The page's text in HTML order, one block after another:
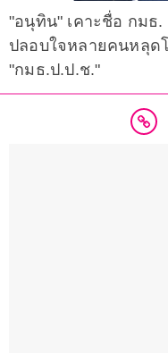
"อนุทิน" เคาะชื่อ กมธ
ปลอบใจหลายคนหลุด
"กมธ.ป.ป.ช."